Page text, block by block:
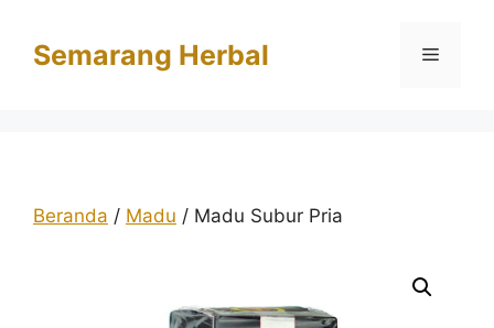
Semarang Herbal Menu
Beranda / Madu / Madu Subur Pria